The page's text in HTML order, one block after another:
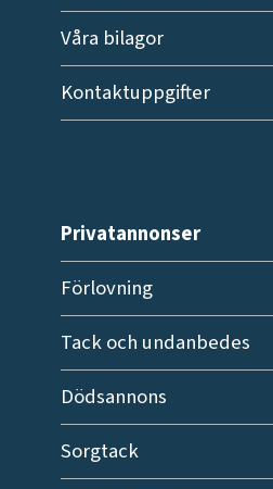
Våra bilagor
Kontaktuppgifter
Privatannonser
Förlovning
Tack och undanbedes
Dödsannons
Sorgtack